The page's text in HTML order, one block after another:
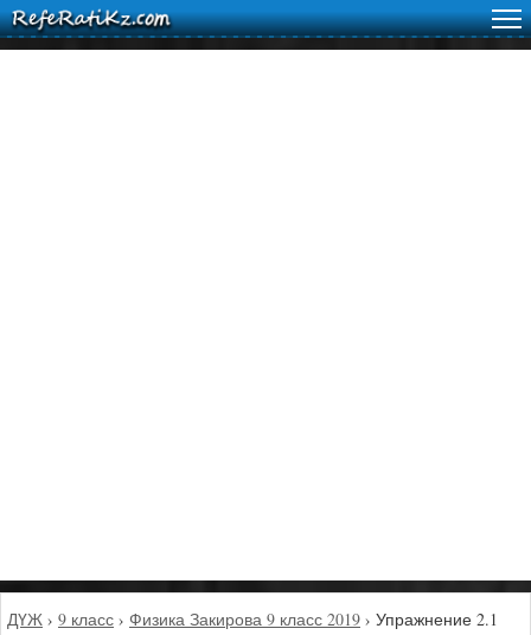
ДҮЖ › 9 класс › Физика Закирова 9 класс 2019 › Упражнение 2.1